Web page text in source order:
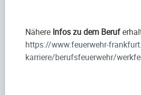
Nähere Infos zu dem Beruf
https://www.feuerwehr-
karriere/berufsfeuerwehr/